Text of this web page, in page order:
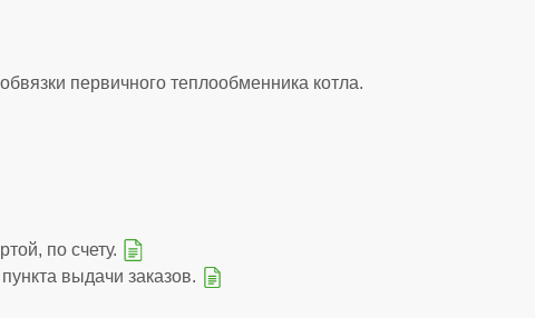
первичного теплообменника котла.
по счету.
выдачи заказов.